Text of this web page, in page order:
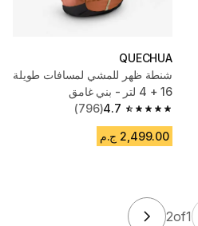
QUECHUA
شنطة ظهر للمشي لمسافات طويلة
16 + 4 لتر - بني غامق
4.7
4.7 out of 5 stars from 796 reviews
(796)
2,499.00 ج.م
1
of
2